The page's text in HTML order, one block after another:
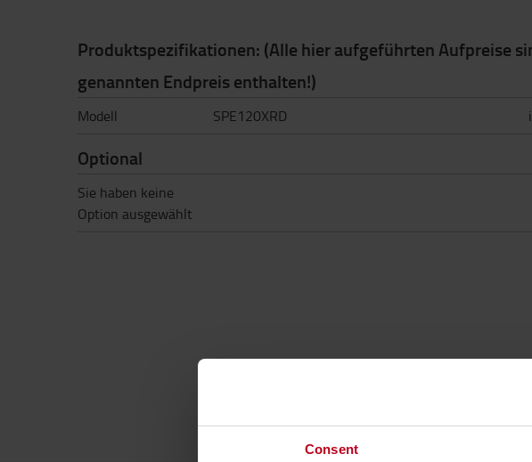
Consent
Produktspezifikationen: (Alle hier aufgeführten Aufpreise
genannten Endpreis enthalten!)
Modell SPE120XRD
Optional
Sie haben keine
Option ausgewählt